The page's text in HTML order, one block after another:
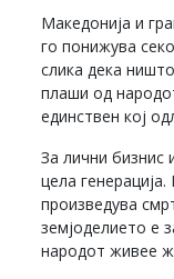
Македонија и
го понижува
слика дека
плаши од
единствен кој
За лични бизнис
цела
произведува
земјоделието е
народот живее